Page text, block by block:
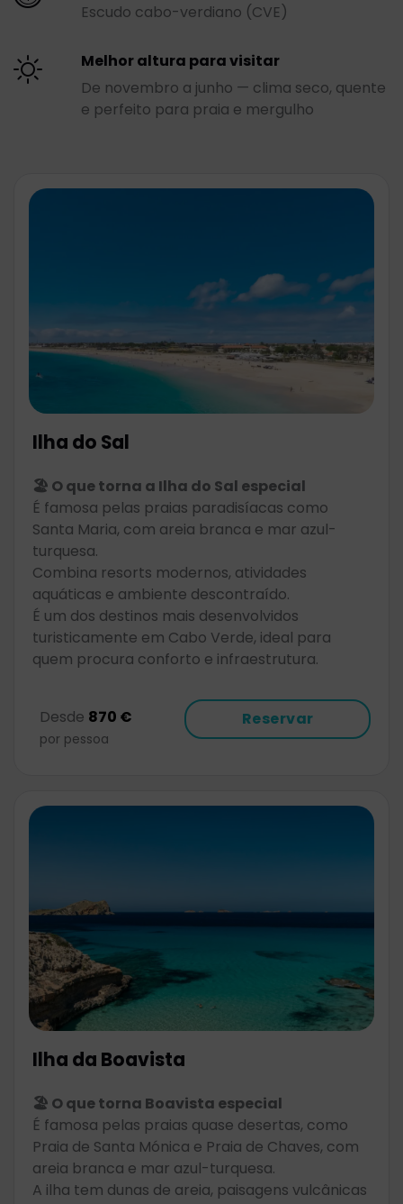
Escudo cabo-verdiano (CVE)
Melhor altura para visitar
De novembro a junho — clima seco, quente
e perfeito para praia e mergulho
Ilha do Sal
🏖️ O que torna a Ilha do Sal especial
É famosa pelas praias paradisíacas como
Santa Maria, com areia branca e mar azul-
turquesa.
Combina resorts modernos, atividades
aquáticas e ambiente descontraído.
É um dos destinos mais desenvolvidos
turisticamente em Cabo Verde, ideal para
quem procura conforto e infraestrutura.
Desde 870 €
por pessoa
Reservar
Ilha da Boavista
🏖️ O que torna Boavista especial
É famosa pelas praias quase desertas, como
Praia de Santa Mónica e Praia de Chaves, com
areia branca e mar azul-turquesa.
A ilha tem dunas de areia, paisagens vulcânicas